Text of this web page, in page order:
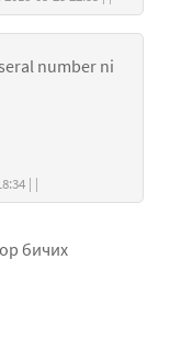
number ni
hi (зочин) хэзээ бичсэн: 2018-05-13 18:34 | |
бичих